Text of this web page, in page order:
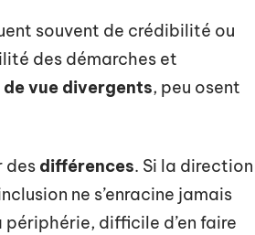
souvent de crédibilité ou
des démarches et
vue divergents, peu osent
des différences. Si la direction
ne s’enracine jamais
difficile d’en faire